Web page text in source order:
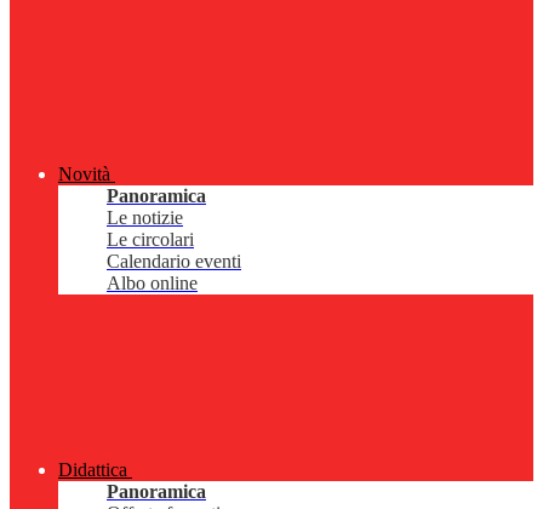
Novità
Panoramica
Le notizie
Le circolari
Calendario eventi
Albo online
Didattica
Panoramica